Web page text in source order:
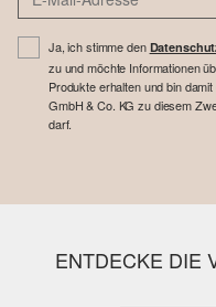
Ja, ich stimme den
zu und möchte Informationen
Produkte erhalten und bin
GmbH & Co. KG zu diesem
darf.
ENTDECKE DIE